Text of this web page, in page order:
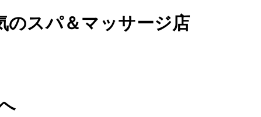
のスパ＆マッサージ店